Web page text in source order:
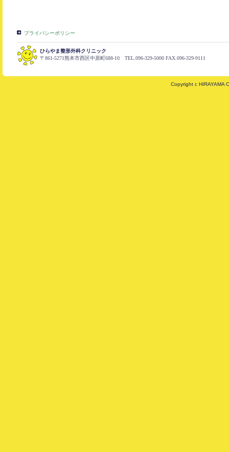
プライバシーポリシー
ひらやま整形外科クリニック
〒861-5271熊本市西区中原町688-10 TEL.096-329-5000 FAX.096-329-9111
Copyright c HIRAYAMA